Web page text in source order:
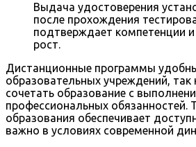
Выдача удостоверения
после прохождения
подтверждает компетенции
рост.
Дистанционные программы
образовательных учреждений, так
сочетать образование с
профессиональных обязанностей.
образования обеспечивает
важно в условиях современной